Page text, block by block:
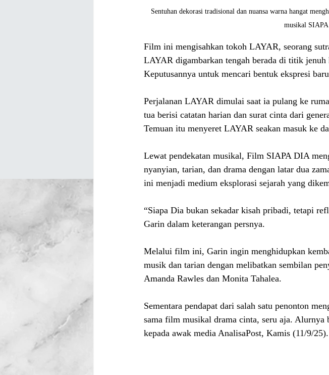
Sentuhan dekorasi tradisional dan nuansa warna hangat
musikal
Film ini mengisahkan tokoh LAYAR, seorang
LAYAR digambarkan tengah berada di titik
Keputusannya untuk mencari bentuk ekspresi
Perjalanan LAYAR dimulai saat ia pulang ke
tua berisi catatan harian dan surat cinta dari
Temuan itu menyeret LAYAR seakan masuk ke
Lewat pendekatan musikal, Film SIAPA DIA
nyanyian, tarian, dan drama dengan latar dua
ini menjadi medium eksplorasi sejarah yang
“Siapa Dia bukan sekadar kisah pribadi, tetapi
Garin dalam keterangan persnya.
Melalui film ini, Garin ingin menghidupkan
musik dan tarian dengan melibatkan sembilan
Amanda Rawles dan Monita Tahalea.
Sementara pendapat dari salah satu penonton
sama film musikal drama cinta, seru aja. Alurnya
kepada awak media AnalisaPost, Kamis (11/9/25).